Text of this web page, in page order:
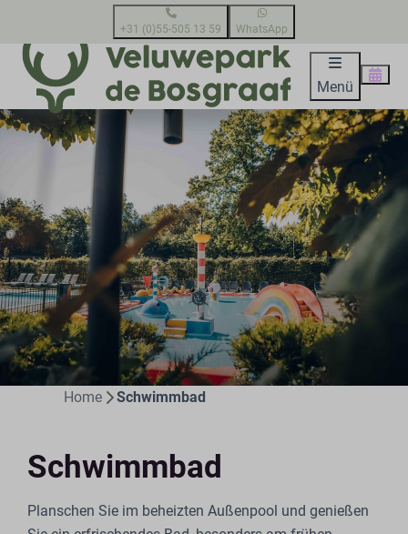
+31 (0)55-505 13 59 WhatsApp
Menü
Home Schwimmbad
Schwimmbad
Planschen Sie im beheizten Außenpool und genießen